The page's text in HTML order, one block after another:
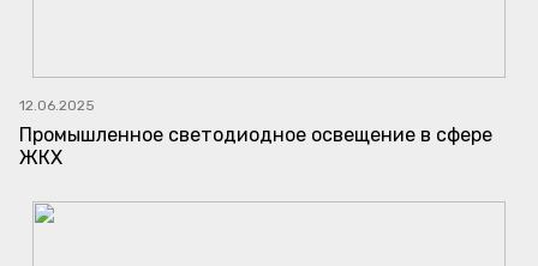
12.06.2025
Промышленное светодиодное освещение в сфере
ЖКХ